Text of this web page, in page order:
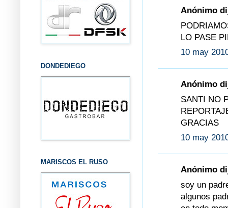
Anónimo
LO PASE
10 may
Anónimo
SANTI NO
GRACIAS
10 may
Anónimo
soy un
algunos
DONDEDIEGO
MARISCOS EL RUSO